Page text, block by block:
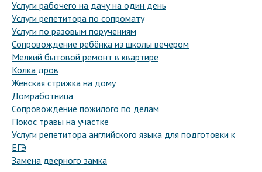
Услуги рабочего на дачу на один день
Услуги репетитора по сопромату
Услуги по разовым поручениям
Сопровождение ребёнка из школы вечером
Мелкий бытовой ремонт в квартире
Колка дров
Женская стрижка на дому
Домработница
Сопровождение пожилого по делам
Покос травы на участке
Услуги репетитора английского языка для подготовки к
ЕГЭ
Замена дверного замка